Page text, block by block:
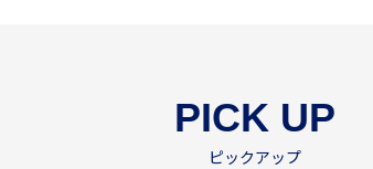
PICK UP
ピックアップ